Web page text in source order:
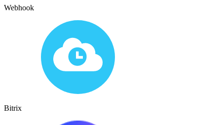
Webhook
Bitrix